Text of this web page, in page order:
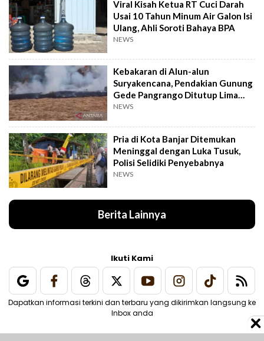
Viral Kisah Ketua RT Cuci Darah
Usai 10 Tahun Minum Air Galon Isi
Ulang, Ahli Soroti Bahaya BPA
NEWS
Kebakaran di Alun-alun
Suryakencana, Pendakian Gunung
Gede Pangrango Ditutup Lima
Hari
NEWS
Pria di Kota Banjar Ditemukan
Meninggal dengan Luka Tusuk,
Polisi Selidiki Penyebabnya
NEWS
Berita Lainnya
Ikuti Kami
Dapatkan informasi terkini dan terbaru yang dikirimkan langsung ke
Inbox anda